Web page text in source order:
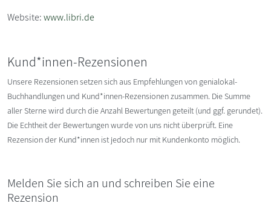
Website:www.libri.de
Kund*innen-Rezensionen
Unsere Rezensionen setzen sich aus Empfehlungen von genialokal-
Buchhandlungen und Kund*innen-Rezensionen zusammen. Die Summe
aller Sterne wird durch die Anzahl Bewertungen geteilt (und ggf. gerundet).
Die Echtheit der Bewertungen wurde von uns nicht überprüft. Eine
Rezension der Kund*innen ist jedoch nur mit Kundenkonto möglich.
Melden Sie sich an und schreiben Sie eine
Rezension